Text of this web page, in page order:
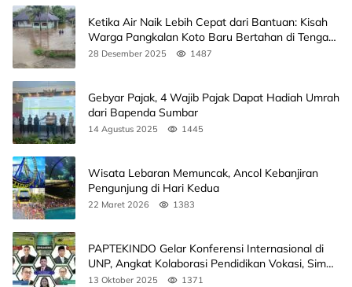
Ketika Air Naik Lebih Cepat dari Bantuan: Kisah
Warga Pangkalan Koto Baru Bertahan di Tengah
Banjir
28 Desember 2025 1487
Gebyar Pajak, 4 Wajib Pajak Dapat Hadiah Umrah
dari Bapenda Sumbar
14 Agustus 2025 1445
Wisata Lebaran Memuncak, Ancol Kebanjiran
Pengunjung di Hari Kedua
22 Maret 2026 1383
PAPTEKINDO Gelar Konferensi Internasional di
UNP, Angkat Kolaborasi Pendidikan Vokasi, Simak
Agendanya
13 Oktober 2025 1371